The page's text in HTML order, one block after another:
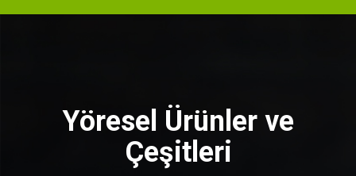
Yöresel Ürünler ve
Çeşitleri